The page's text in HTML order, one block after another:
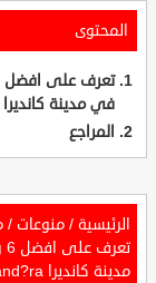
المحتوى
في مدينة كانديرا Kand?ra
المراجع
الرئيسية / منوعات /
مدينة كانديرا Kand?ra